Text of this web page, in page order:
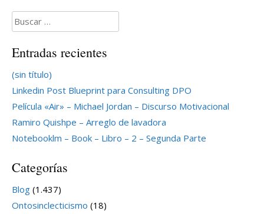
Buscar:
Entradas recientes
(sin título)
Linkedin Post Blueprint para Consulting DPO
Película «Air» – Michael Jordan – Discurso Motivacional
Ramiro Quishpe – Arreglo de lavadora
Notebooklm – Book – Libro – 2 – Segunda Parte
Categorías
Blog (1.437)
Ontosinclecticismo (18)